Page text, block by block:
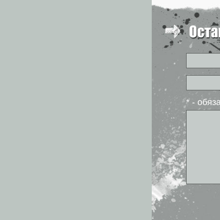
* -